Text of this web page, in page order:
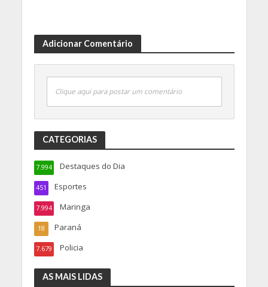
Adicionar Comentário
Clique aqui para postar um comentário
CATEGORIAS
Destaques do Dia
7.994
Esportes
451
Maringa
7.994
Paraná
18
Policia
7.679
AS MAIS LIDAS